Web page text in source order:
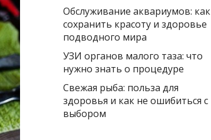
Обслуживание аквариумов: как
сохранить красоту и здоровье
подводного мира
УЗИ органов малого таза: что
нужно знать о процедуре
Свежая рыба: польза для
здоровья и как не ошибиться с
выбором